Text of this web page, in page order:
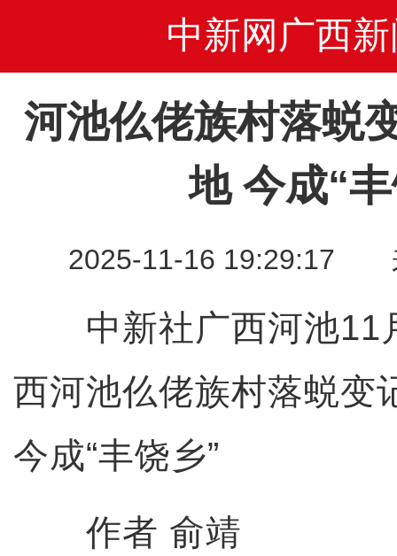
中新网广西新
河池仫佬族村落蜕
地 今成“
2025-11-16 19:29:17
中新社广西河池11
西河池仫佬族村落蜕变
今成“丰饶乡”
作者 俞靖